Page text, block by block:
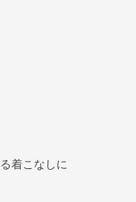
着こなしに